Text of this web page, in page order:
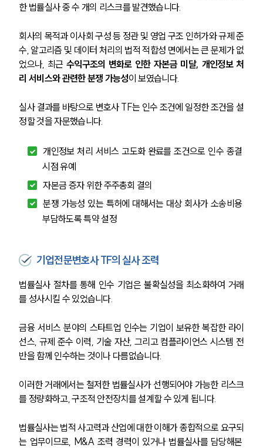
한 법률실사 중 수 개의 리스크를 발견했습니다.
회사의 목적과 이사회 구성 등 정관 및 영업 구조 인허가와 규제 준
수, 알고리즘 및 데이터 처리의 법적 적합성 면에서는 큰 문제가 없
었으나, 최근 수익구조의 변화로 인한 자본금 미달, 개인정보 처
리 서비스와 관련한 분쟁 가능성이 보였습니다.
실사 결과를 바탕으로 변호사 TF는 인수 조건에 일정한 조건을 설
정할 것을 자문했습니다.
개인정보 처리 서비스 고도화 완료를 조건으로 인수 종결
시점 유예
자본금 증자 위한 주주총회 결의
분쟁 가능성 있는 특허에 대해서는 대상 회사가 소송비용
부담하도록 특약 설정
기업전문변호사 TF의 실사 조력
법률실사 절차를 통해 인수 기업은 불확실성을 최소화하여 거래
를 성사시킬 수 있었습니다.
금융 서비스 분야의 스타트업 인수는 기업이 보유한 복잡한 라이
선스, 규제 준수 이력, 기술 자산, 그리고 컴플라이언스 시스템 전
반을 함께 인수하는 것이나 다름없습니다.
이러한 거래에서는 철저한 법률실사가 선행되어야 가능한 리스크
를 정량화하고, 구조적 안전장치를 설계할 수 있게 됩니다.
법률실사는 법적 사고력과 산업에 대한 이해가 종합적으로 요구되
는 업무이므로, M&A 조력 경력이 있거나 법률실사를 담당해본